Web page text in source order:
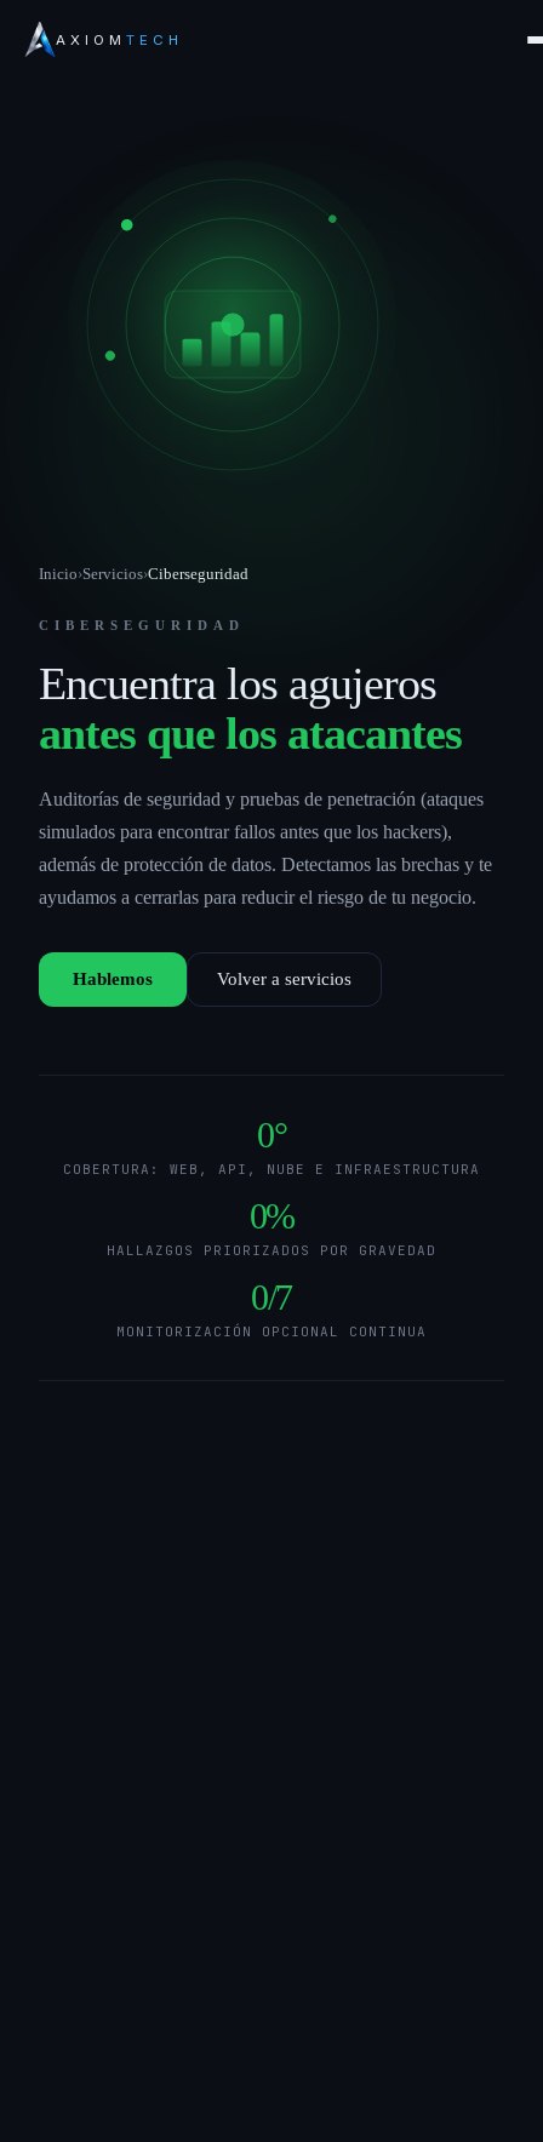
AXIOM TECH
Inicio›Servicios›Ciberseguridad
CIBERSEGURIDAD
Encuentra los agujeros
antes que los atacantes
Auditorías de seguridad y pruebas de penetración (ataques
simulados para encontrar fallos antes que los hackers),
además de protección de datos. Detectamos las brechas y te
ayudamos a cerrarlas para reducir el riesgo de tu negocio.
Hablemos Volver a servicios
0°
COBERTURA: WEB, API, NUBE E INFRAESTRUCTURA
0%
HALLAZGOS PRIORIZADOS POR GRAVEDAD
0/7
MONITORIZACIÓN OPCIONAL CONTINUA